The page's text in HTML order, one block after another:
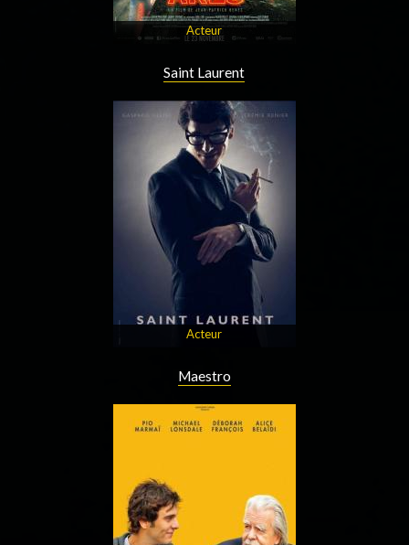
Acteur
Saint Laurent
Acteur
Maestro